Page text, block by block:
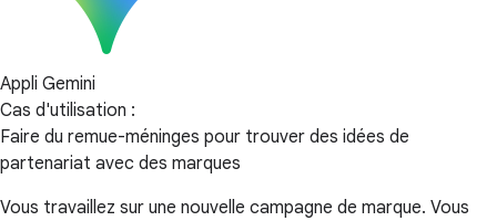
Appli Gemini
Cas d'utilisation :
Faire du remue-méninges pour trouver des idées de
partenariat avec des marques
Vous travaillez sur une nouvelle campagne de marque. Vous